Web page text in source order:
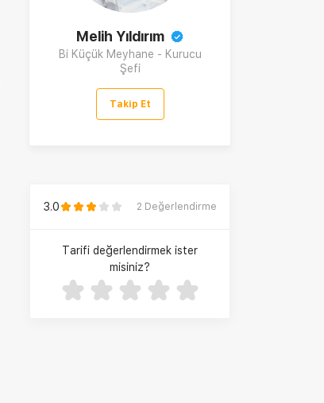
Melih Yıldırım
Bi Küçük Meyhane - Kurucu
Şefi
Takip Et
3.0 2 Değerlendirme
Tarifi değerlendirmek ister
misiniz?